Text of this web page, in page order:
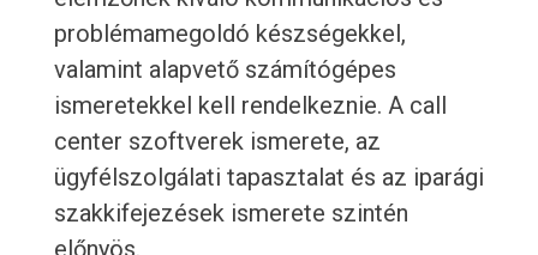
problémamegoldó készségekkel,
valamint alapvető számítógépes
ismeretekkel kell rendelkeznie. A call
center szoftverek ismerete, az
ügyfélszolgálati tapasztalat és az iparági
szakkifejezések ismerete szintén
előnyös.